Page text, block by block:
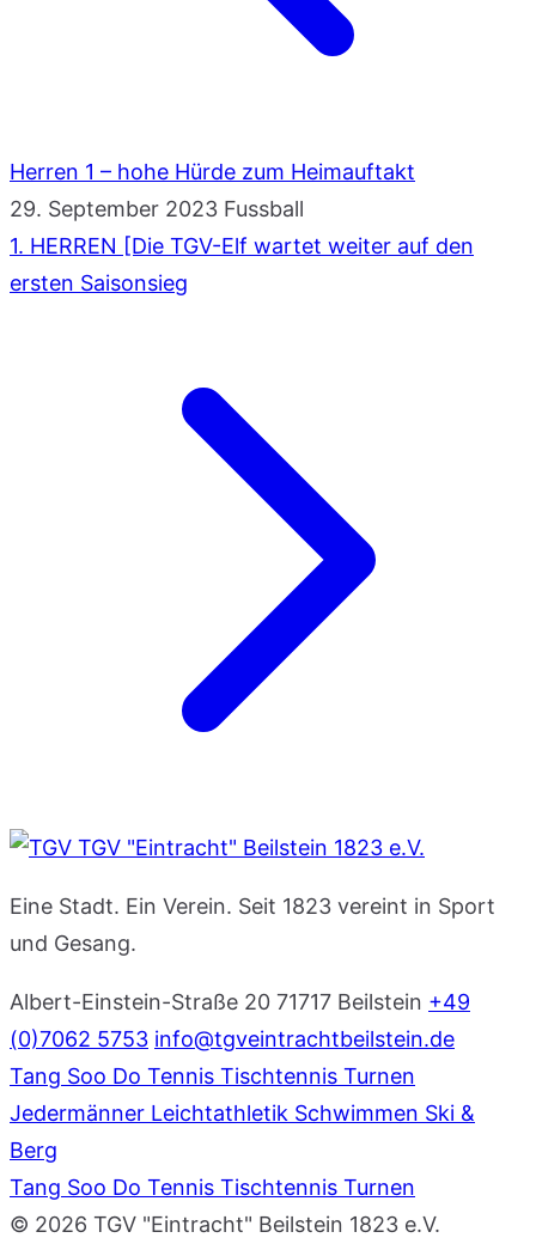
Herren 1 – hohe Hürde zum Heimauftakt
29. September 2023 Fussball
1. HERREN [Die TGV-Elf wartet weiter auf den
ersten Saisonsieg
TGV "Eintracht" Beilstein 1823 e.V.
Eine Stadt. Ein Verein. Seit 1823 vereint in Sport
und Gesang.
Albert-Einstein-Straße 20 71717 Beilstein +49
(0)7062 5753 info@tgveintrachtbeilstein.de
Tang Soo Do Tennis Tischtennis Turnen
Jedermänner Leichtathletik Schwimmen Ski &
Berg
Tang Soo Do Tennis Tischtennis Turnen
© 2026 TGV "Eintracht" Beilstein 1823 e.V.